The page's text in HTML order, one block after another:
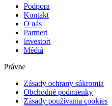
Podpora
Kontakt
O nás
Partneri
Investori
Médiá
Právne
Zásady ochrany súkromia
Obchodné podmienky
Zásady používania cookies